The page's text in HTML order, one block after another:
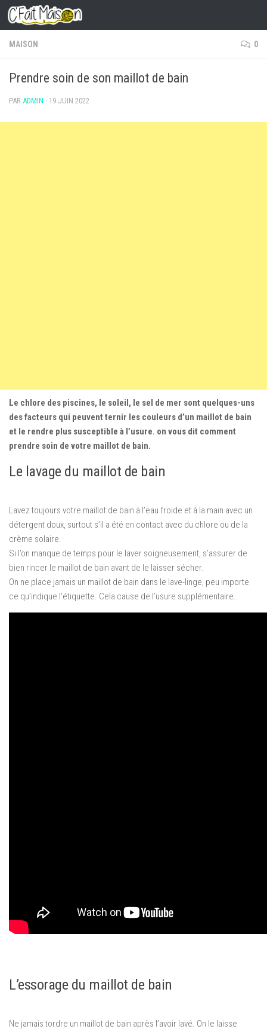
Skip to content
MAISON 0
Prendre soin de son maillot de bain
PAR ADMIN · 19 JUIN 2022
Le chlore des piscines, le soleil, le sel de mer sont quelques-uns
des facteurs qui peuvent ternir les couleurs d’un maillot de bain
et le rendre plus susceptible à l’usure. on vous dit comment
prendre soin de votre maillot de bain.
Le lavage du maillot de bain
Lavez toujours votre maillot de bain à l’eau froide et à la main avec un
détergent doux, surtout s’il a été en contact avec du chlore ou de la
crème solaire.
Si l’on manque de temps pour le laver soigneusement, s’assurer de
bien rincer le maillot de bain avant de le laisser sécher.
On ne place jamais un maillot de bain dans le lave-linge, peu importe
ce qu’indique l’étiquette. Cela cause de l’usure supplémentaire.
L’essorage du maillot de bain
Ne jamais tordre un maillot de bain après l’avoir lavé. On le laisse